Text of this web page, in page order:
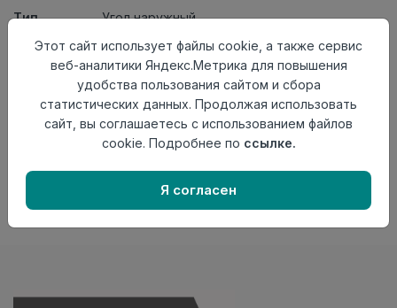
Тип
Угол наружный
Осталось141 шт
Добавить в корзину
Внимание! Внешний вид товара может отличаться от
представленного на настоящем сайте. Проверяйте
наличие необходимых характеристик и комплектации
в момент приобретения товара.
Этот сайт использует файлы cookie, а также сервис
веб-аналитики Яндекс.Метрика для повышения
удобства пользования сайтом и сбора
статистических данных. Продолжая использовать
сайт, вы соглашаетесь с использованием файлов
cookie. Подробнее по ссылке.
Я согласен